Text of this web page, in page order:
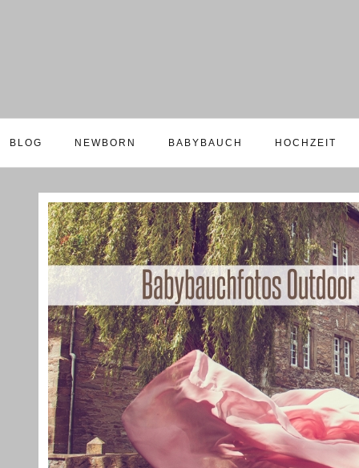
BLOG NEWBORN BABYBAUCH HOCHZEIT